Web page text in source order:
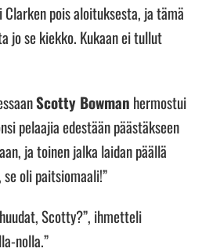
pois aloituksesta, ja tämä
jo se kiekko. Kukaan ei tullut
Scotty Bowman hermostui
pelaajia edestään päästäkseen
ja toinen jalka laidan päällä
oli paitsiomaali!”
Scotty?”, ihmetteli
nolla.”